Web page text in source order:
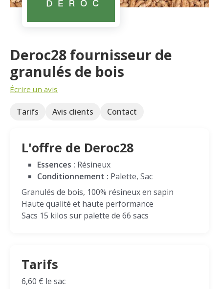
Deroc28 fournisseur de
granulés de bois
Écrire un avis
Tarifs Avis clients Contact
L'offre de Deroc28
Essences : Résineux
Conditionnement : Palette, Sac
Granulés de bois, 100% résineux en sapin
Haute qualité et haute performance
Sacs 15 kilos sur palette de 66 sacs
Tarifs
6,60 € le sac